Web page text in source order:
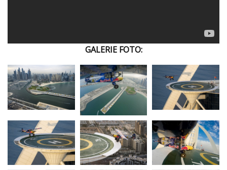
GALERIE FOTO: